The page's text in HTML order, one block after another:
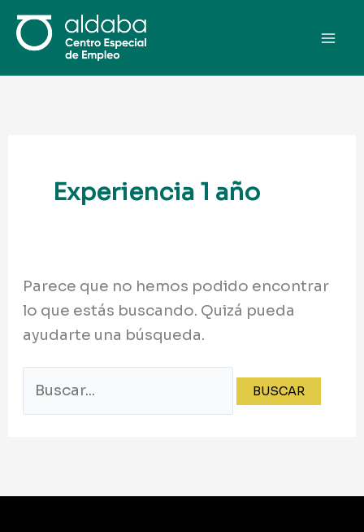
contenido
Experiencia 1 año
Parece que no hemos podido encontrar
lo que estás buscando. Quizá pueda
ayudarte una búsqueda.
Buscar
por: